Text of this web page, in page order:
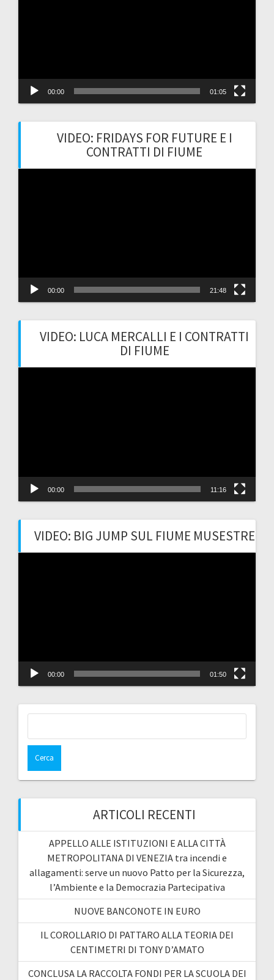
00:00 01:05
VIDEO: FRIDAYS FOR FUTURE E I
CONTRATTI DI FIUME
00:00 21:48
VIDEO: LUCA MERCALLI E I CONTRATTI
DI FIUME
00:00 11:16
VIDEO: BIG JUMP SUL FIUME MUSESTRE
00:00 01:50
ARTICOLI RECENTI
APPELLO ALLE ISTITUZIONI E ALLA CITTÀ
METROPOLITANA DI VENEZIA tra incendi e
allagamenti: serve un nuovo Patto per la Sicurezza,
l’Ambiente e la Democrazia Partecipativa
NUOVE BANCONOTE IN EURO
IL COROLLARIO DI PATTARO ALLA TEORIA DEI
CENTIMETRI DI TONY D’AMATO
CONCLUSA LA RACCOLTA FONDI PER LA SCUOLA DEI